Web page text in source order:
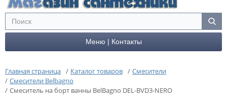
Меню | Контакты
Главная страница / Каталог товаров / Смесители
/ Смесители Belbagno
/ Смеситель на борт ванны BelBagno DEL-BVD3-NERO